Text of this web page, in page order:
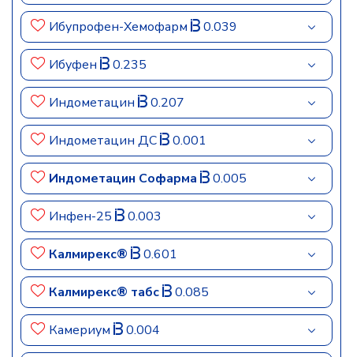
Ибупрофен-Хемофарм 0.039
Ибуфен 0.235
Индометацин 0.207
Индометацин ДС 0.001
Индометацин Софарма 0.005
Инфен-25 0.003
Калмирекс® 0.601
Калмирекс® табс 0.085
Камериум 0.004